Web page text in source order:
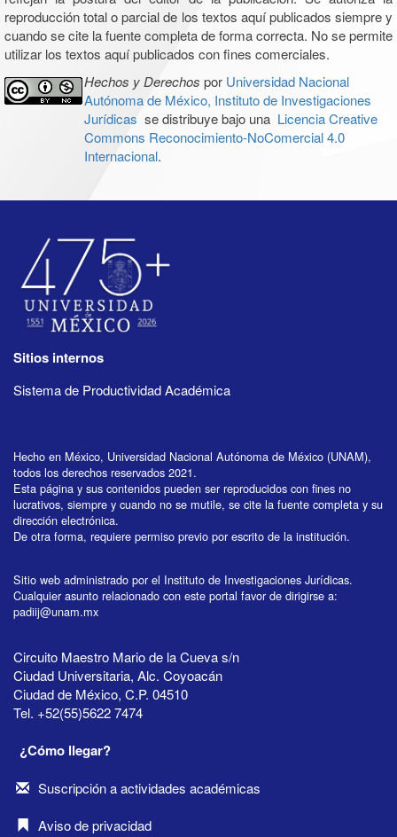
reproducción total o parcial de los textos aquí publicados siempre y
cuando se cite la fuente completa de forma correcta. No se permite
utilizar los textos aquí publicados con fines comerciales.
Hechos y Derechos por Universidad Nacional
Autónoma de México, Instituto de Investigaciones
Jurídicas se distribuye bajo una Licencia Creative
Commons Reconocimiento-NoComercial 4.0
Internacional.
Sitios internos
Sistema de Productividad Académica
Hecho en México, Universidad Nacional Autónoma de México (UNAM),
todos los derechos reservados 2021.
Esta página y sus contenidos pueden ser reproducidos con fines no
lucrativos, siempre y cuando no se mutile, se cite la fuente completa y su
dirección electrónica.
De otra forma, requiere permiso previo por escrito de la institución.
Sitio web administrado por el Instituto de Investigaciones Jurídicas.
Cualquier asunto relacionado con este portal favor de dirigirse a:
padiij@unam.mx
Circuito Maestro Mario de la Cueva s/n
Ciudad Universitaria, Alc. Coyoacán
Ciudad de México, C.P. 04510
Tel. +52(55)5622 7474
¿Cómo llegar?
Suscripción a actividades académicas
Aviso de privacidad